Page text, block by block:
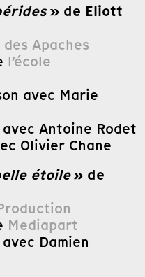
» de Eliott
Apaches
l’école
avec Marie
avec Antoine Rodet
Olivier Chane
étoile» de
Mediapart
Damien